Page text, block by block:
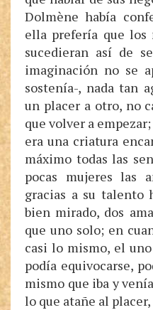
Dolmène había
ella prefería que los
sucedieran así de
imaginación no se
sostenía-, nada tan
un placer a otro, no
que volver a
era una criatura
máximo todas las
pocas mujeres las
gracias a su talento
bien mirado, dos
que uno solo; en
casi lo mismo, el
podía equivocarse,
mismo que iba y
lo que atañe al